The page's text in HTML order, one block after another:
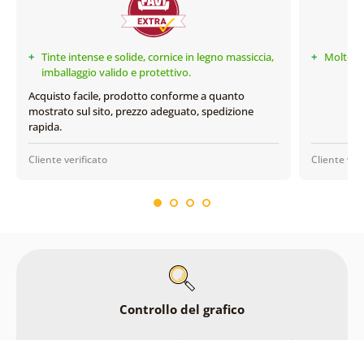
+ Tinte intense e solide, cornice in legno massiccia,
imballaggio valido e protettivo.
Acquisto facile, prodotto conforme a quanto
mostrato sul sito, prezzo adeguato, spedizione
rapida.
Cliente verificato
+ Molto
Cliente
Controllo del grafico